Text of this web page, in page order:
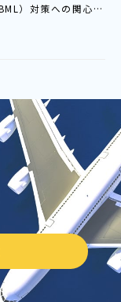
貿易マネー・ローンダリング（TBML）対策への関心の高まりを受け、官民における取組と議論が加速～10月発足の「TBML対策ワーキンググループ」における検討状況の共有～